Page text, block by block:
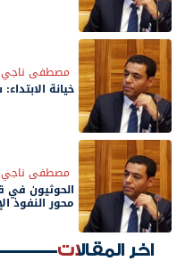
مصطفى ناجي
‏خيانة
مصطفى ناجي
‏الحوثيون في
محور النفوذ
اخر المقالات